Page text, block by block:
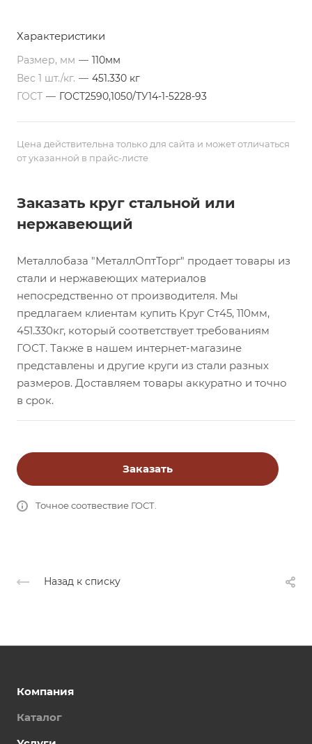
Характеристики
Размер, мм — 110мм
Вес 1 шт./кг. — 451.330 кг
ГОСТ — ГОСТ2590,1050/ТУ14-1-5228-93
Цена действительна только для сайта и может отличаться
от указанной в прайс-листе
Заказать круг стальной или
нержавеющий
Металлобаза "МеталлОптТорг" продает товары из
стали и нержавеющих материалов
непосредственно от производителя. Мы
предлагаем клиентам купить Круг Ст45, 110мм,
451.330кг, который соответствует требованиям
ГОСТ. Также в нашем интернет-магазине
представлены и другие круги из стали разных
размеров. Доставляем товары аккуратно и точно
в срок.
Заказать
Точное соотвествие ГОСТ.
Назад к списку
Компания
Каталог